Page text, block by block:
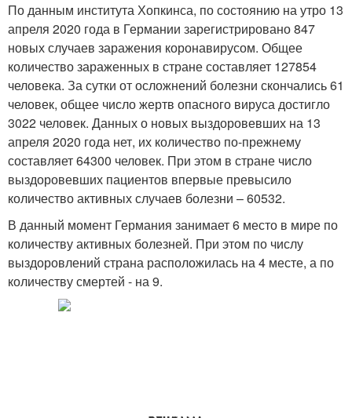
По данным института Хопкинса, по состоянию на утро 13
апреля 2020 года в Германии зарегистрировано 847
новых случаев заражения коронавирусом. Общее
количество зараженных в стране составляет 127854
человека. За сутки от осложнений болезни скончались 61
человек, общее число жертв опасного вируса достигло
3022 человек. Данных о новых выздоровевших на 13
апреля 2020 года нет, их количество по-прежнему
составляет 64300 человек. При этом в стране число
выздоровевших пациентов впервые превысило
количество активных случаев болезни – 60532.
В данный момент Германия занимает 6 место в мире по
количеству активных болезней. При этом по числу
выздоровлений страна расположилась на 4 месте, а по
количеству смертей - на 9.